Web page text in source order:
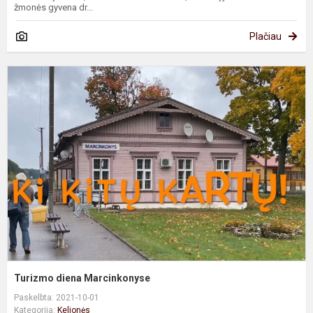
žmonės gyvena dr...
Plačiau
Turizmo diena Marcinkonyse
Paskelbta: 2021-10-01
Kategorija: Kelionės